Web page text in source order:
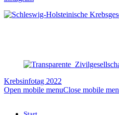
Krebsinfotag 2022
Open mobile menuClose mobile